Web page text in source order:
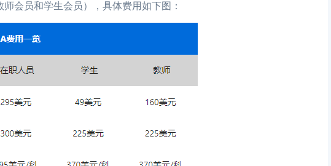
会员和学生会员），具体费用如下图：